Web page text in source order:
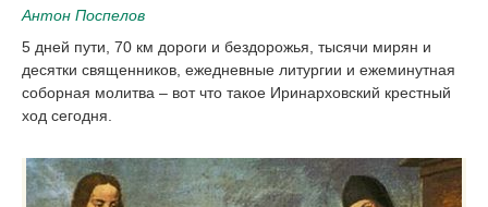
Антон Поспелов
5 дней пути, 70 км дороги и бездорожья, тысячи мирян и
десятки священников, ежедневные литургии и ежеминутная
соборная молитва – вот что такое Иринарховский крестный
ход сегодня.